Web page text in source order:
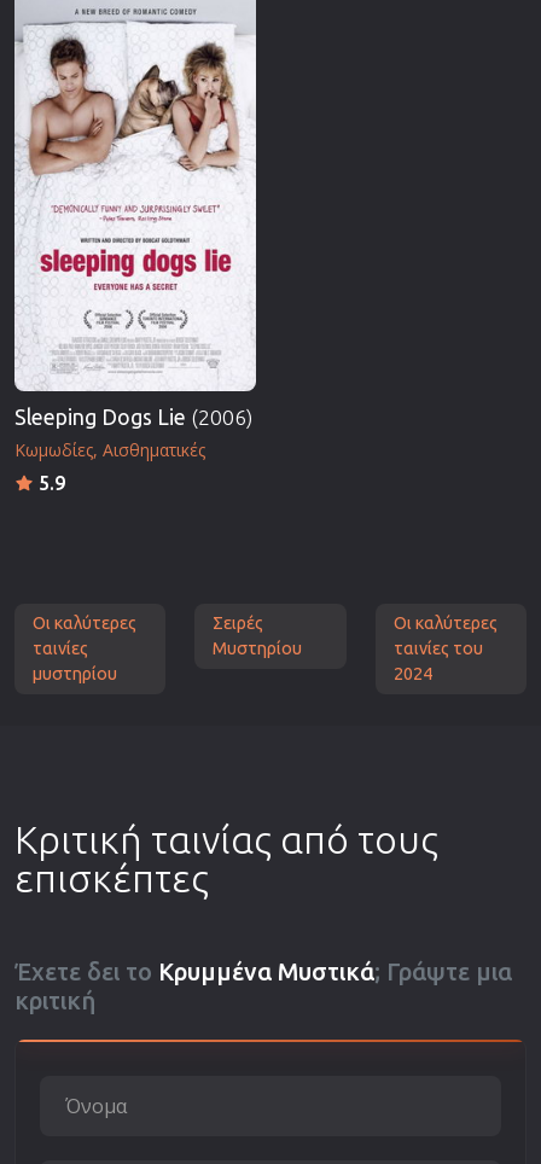
Sleeping Dogs Lie (2006)
Κωμωδίες Αισθηματικές
5.9
Οι καλύτερες
ταινίες
μυστηρίου
Σειρές
Μυστηρίου
Οι καλύτερες
ταινίες του
2024
Κριτική ταινίας από τους
επισκέπτες
Έχετε δει το Κρυμμένα Μυστικά; Γράψτε μια
κριτική